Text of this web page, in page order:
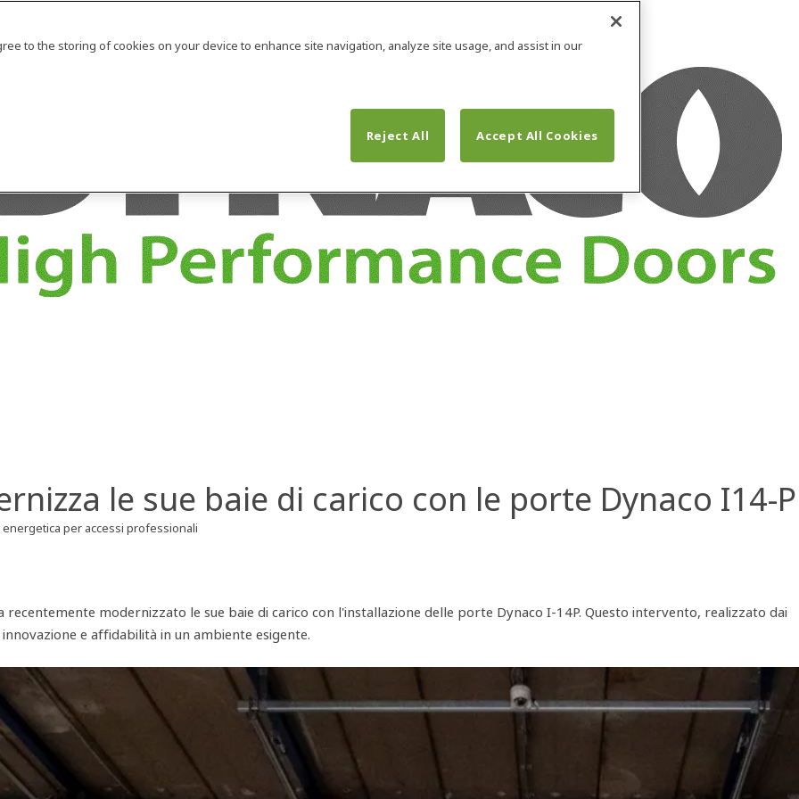
le sue baie di carico con le porte Dynaco I14-P
per accessi professionali
modernizzato le sue baie di carico con l'installazione delle porte Dynaco I-14P. Questo intervento, realizzato dai
e affidabilità in un ambiente esigente.
to the storing of cookies on your device to enhance site navigation, analyze site usage, and assist in our
Reject All Accept All Cookies